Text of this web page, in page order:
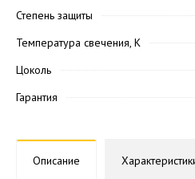
Степень защиты
Температура свечения, K
Цоколь
Гарантия
Описание